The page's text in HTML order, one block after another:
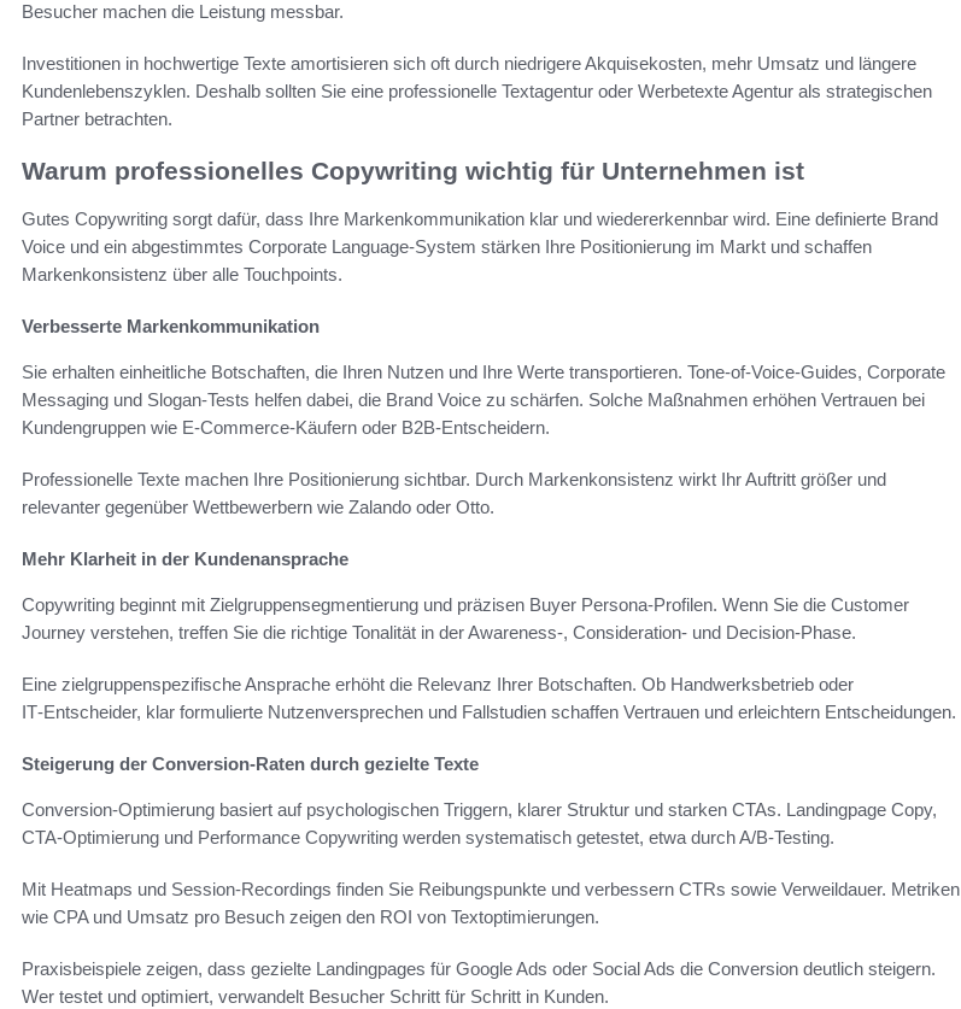
Besucher machen die Leistung messbar.
Investitionen in hochwertige Texte amortisieren sich oft durch niedrigere Akquisekosten, mehr Umsatz und längere
Kundenlebenszyklen. Deshalb sollten Sie eine professionelle Textagentur oder Werbetexte Agentur als strategischen
Partner betrachten.
Warum professionelles Copywriting wichtig für Unternehmen ist
Gutes Copywriting sorgt dafür, dass Ihre Markenkommunikation klar und wiedererkennbar wird. Eine definierte Brand
Voice und ein abgestimmtes Corporate Language-System stärken Ihre Positionierung im Markt und schaffen
Markenkonsistenz über alle Touchpoints.
Verbesserte Markenkommunikation
Sie erhalten einheitliche Botschaften, die Ihren Nutzen und Ihre Werte transportieren. Tone-of-Voice-Guides, Corporate
Messaging und Slogan-Tests helfen dabei, die Brand Voice zu schärfen. Solche Maßnahmen erhöhen Vertrauen bei
Kundengruppen wie E‑Commerce-Käufern oder B2B-Entscheidern.
Professionelle Texte machen Ihre Positionierung sichtbar. Durch Markenkonsistenz wirkt Ihr Auftritt größer und
relevanter gegenüber Wettbewerbern wie Zalando oder Otto.
Mehr Klarheit in der Kundenansprache
Copywriting beginnt mit Zielgruppensegmentierung und präzisen Buyer Persona-Profilen. Wenn Sie die Customer
Journey verstehen, treffen Sie die richtige Tonalität in der Awareness-, Consideration- und Decision-Phase.
Eine zielgruppenspezifische Ansprache erhöht die Relevanz Ihrer Botschaften. Ob Handwerksbetrieb oder
IT‑Entscheider, klar formulierte Nutzenversprechen und Fallstudien schaffen Vertrauen und erleichtern Entscheidungen.
Steigerung der Conversion‑Raten durch gezielte Texte
Conversion-Optimierung basiert auf psychologischen Triggern, klarer Struktur und starken CTAs. Landingpage Copy,
CTA-Optimierung und Performance Copywriting werden systematisch getestet, etwa durch A/B-Testing.
Mit Heatmaps und Session‑Recordings finden Sie Reibungspunkte und verbessern CTRs sowie Verweildauer. Metriken
wie CPA und Umsatz pro Besuch zeigen den ROI von Textoptimierungen.
Praxisbeispiele zeigen, dass gezielte Landingpages für Google Ads oder Social Ads die Conversion deutlich steigern.
Wer testet und optimiert, verwandelt Besucher Schritt für Schritt in Kunden.